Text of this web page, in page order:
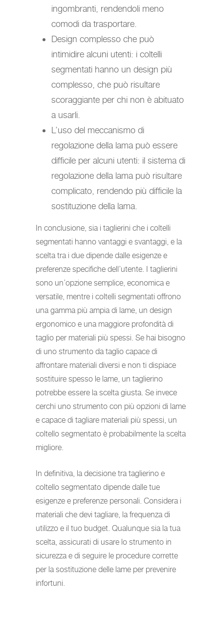
ingombranti, rendendoli meno
comodi da trasportare.
Design complesso che può
intimidire alcuni utenti: i coltelli
segmentati hanno un design più
complesso, che può risultare
scoraggiante per chi non è abituato
a usarli.
L’uso del meccanismo di
regolazione della lama può essere
difficile per alcuni utenti: il sistema di
regolazione della lama può risultare
complicato, rendendo più difficile la
sostituzione della lama.
In conclusione, sia i taglierini che i coltelli
segmentati hanno vantaggi e svantaggi, e la
scelta tra i due dipende dalle esigenze e
preferenze specifiche dell’utente. I taglierini
sono un’opzione semplice, economica e
versatile, mentre i coltelli segmentati offrono
una gamma più ampia di lame, un design
ergonomico e una maggiore profondità di
taglio per materiali più spessi. Se hai bisogno
di uno strumento da taglio capace di
affrontare materiali diversi e non ti dispiace
sostituire spesso le lame, un taglierino
potrebbe essere la scelta giusta. Se invece
cerchi uno strumento con più opzioni di lame
e capace di tagliare materiali più spessi, un
coltello segmentato è probabilmente la scelta
migliore.
In definitiva, la decisione tra taglierino e
coltello segmentato dipende dalle tue
esigenze e preferenze personali. Considera i
materiali che devi tagliare, la frequenza di
utilizzo e il tuo budget. Qualunque sia la tua
scelta, assicurati di usare lo strumento in
sicurezza e di seguire le procedure corrette
per la sostituzione delle lame per prevenire
infortuni.